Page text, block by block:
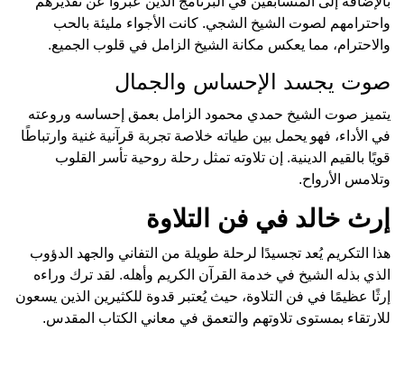
واحترامهم لصوت الشيخ الشجي. كانت الأجواء مليئة بالحب
والاحترام، مما يعكس مكانة الشيخ الزامل في قلوب الجميع.
صوت يجسد الإحساس والجمال
يتميز صوت الشيخ حمدي محمود الزامل بعمق إحساسه وروعته
في الأداء، فهو يحمل بين طياته خلاصة تجربة قرآنية غنية وارتباطًا
قويًا بالقيم الدينية. إن تلاوته تمثل رحلة روحية تأسر القلوب
وتلامس الأرواح.
إرث خالد في فن التلاوة
هذا التكريم يُعد تجسيدًا لرحلة طويلة من التفاني والجهد الدؤوب
الذي بذله الشيخ في خدمة القرآن الكريم وأهله. لقد ترك وراءه
إرثًا عظيمًا في فن التلاوة، حيث يُعتبر قدوة للكثيرين الذين يسعون
للارتقاء بمستوى تلاوتهم والتعمق في معاني الكتاب المقدس.